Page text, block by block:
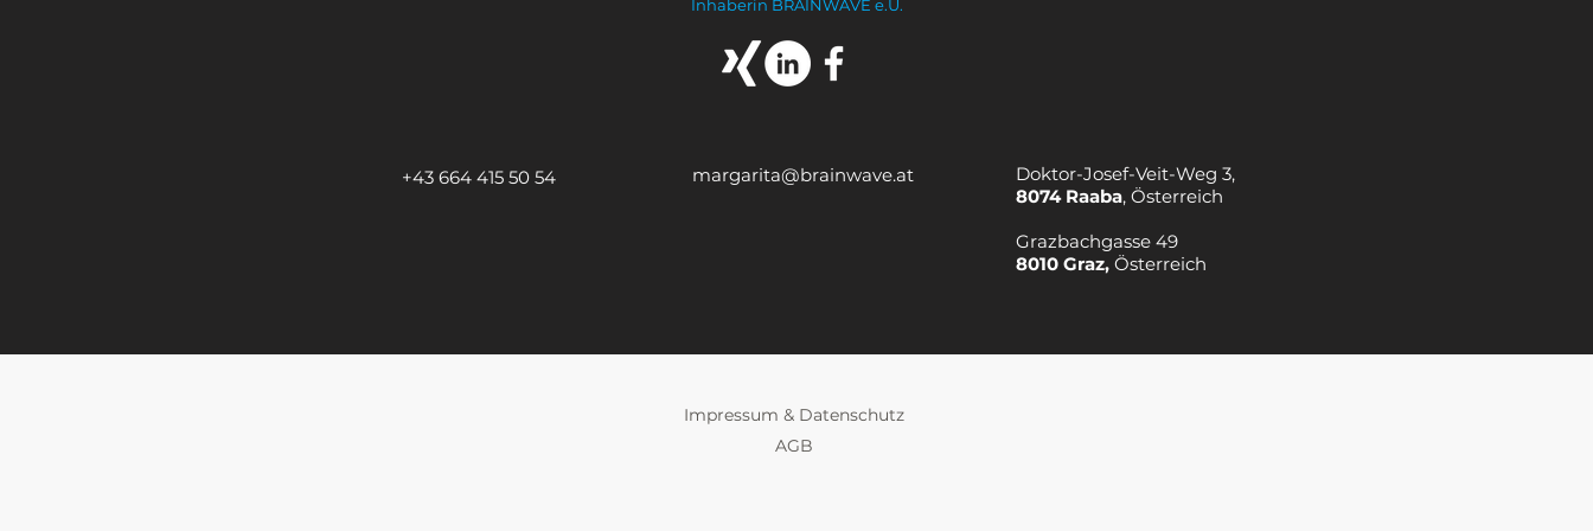
Inhaberin BRAINWAVE e.U.
+43 664 415 50 54 margarita@brainwave.at
Doktor-Josef-Veit-Weg 3,
8074 Raaba, Österreich
Grazbachgasse 49
8010 Graz, Österreich
Impressum & Datenschutz
AGB